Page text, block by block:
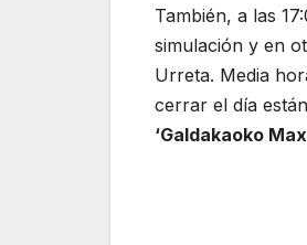
También, a las
simulación y en
Urreta. Media
cerrar el día
‘Galdakaoko